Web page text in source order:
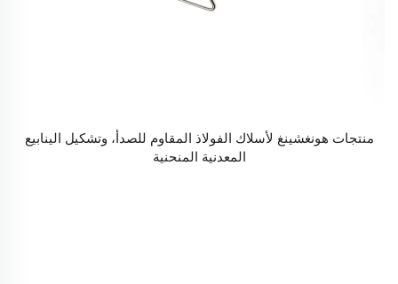
منتجات هونغشينغ لأسلاك الفولاذ المقاوم للصدأ، وتشكيل الينابيع
المعدنية المنحنية